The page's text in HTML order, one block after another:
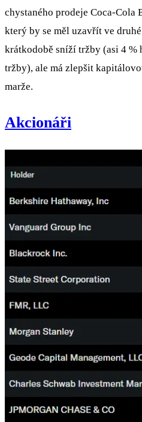
chystaného prodeje Coca‑Cola
který by se měl uzavřít ve
krátkodobě sníží tržby (asi 4 %
tržby), ale má zlepšit
marže.
Akcionáři